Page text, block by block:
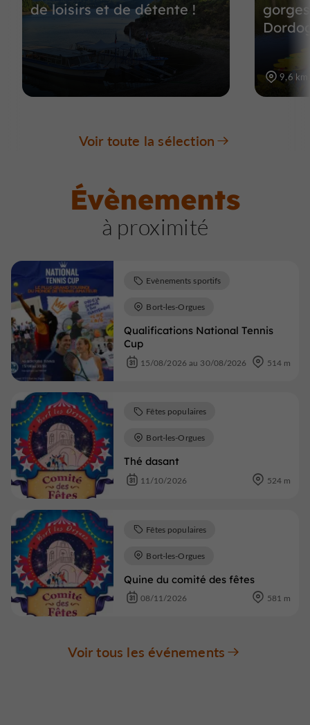
de loisirs et de détente !
9,6 km
Voir toute la sélection
Évènements
à proximité
Qualifications National Tennis
Cup
Evènements sportifs
Bort-les-Orgues
15/08/2026 au 30/08/2026 514 m
Thé dasant
Fêtes populaires
Bort-les-Orgues
11/10/2026 524 m
Quine du comité des fêtes
Fêtes populaires
Bort-les-Orgues
08/11/2026 581 m
Voir tous les événements